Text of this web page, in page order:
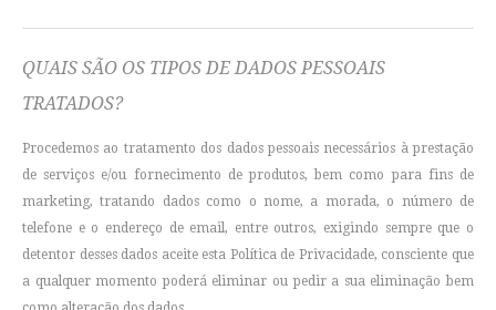
QUAIS SÃO OS TIPOS DE DADOS PESSOAIS
TRATADOS?
Procedemos ao tratamento dos dados pessoais necessários à prestação
de serviços e/ou fornecimento de produtos, bem como para fins de
marketing, tratando dados como o nome, a morada, o número de
telefone e o endereço de email, entre outros, exigindo sempre que o
detentor desses dados aceite esta Política de Privacidade, consciente que
a qualquer momento poderá eliminar ou pedir a sua eliminação bem